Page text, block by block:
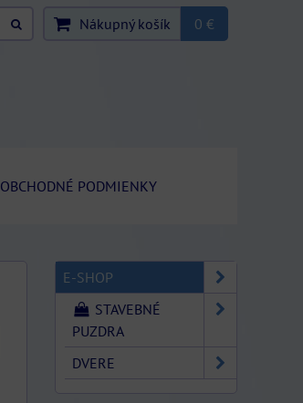
Nákupný košík 0 €
OBCHODNÉ PODMIENKY
E-SHOP
STAVEBNÉ
PUZDRA
DVERE